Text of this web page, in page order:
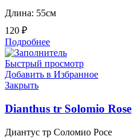
Длина: 55см
120 ₽
Подробнее
Быстрый просмотр
Добавить в Избранное
Закрыть
Dianthus tr Solomio Rose
Диантус тр Соломио Росе